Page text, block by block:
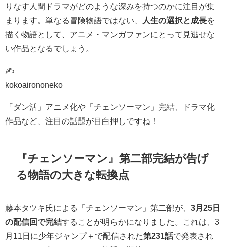
りなす人間ドラマがどのような深みを持つのかに注目が集
まります。単なる冒険物語ではない、
人生の選択と成長を
描く物語として、アニメ・マンガファンにとって見逃せな
い作品となるでしょう。
✍
kokoairononeko
「ダン活」アニメ化や「チェンソーマン」完結、ドラマ化
作品など、注目の話題が目白押しですね！
『チェンソーマン』第二部完結が告げ
る物語の大きな転換点
藤本タツキ氏による「チェンソーマン」第二部が、 3月25日
の配信回で完結することが明らかになりました。これは、3
月11日に少年ジャンプ＋で配信された第231話で発表され